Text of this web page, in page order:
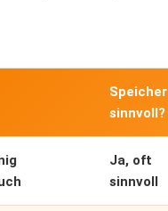
Speicher
sinnvoll?
Ja, oft
sinnvoll